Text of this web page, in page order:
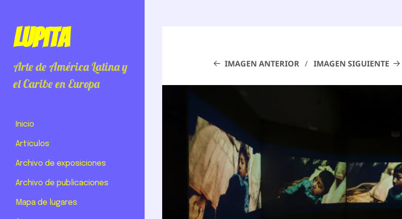
Lupita
Arte de América Latina y
el Caribe en Europa
Inicio
Artículos
Archivo de exposiciones
Archivo de publicaciones
Mapa de lugares
IMAGEN ANTERIOR IMAGEN SIGUIENTE